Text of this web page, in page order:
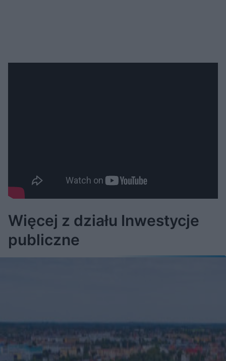
Więcej z działu Inwestycje
publiczne